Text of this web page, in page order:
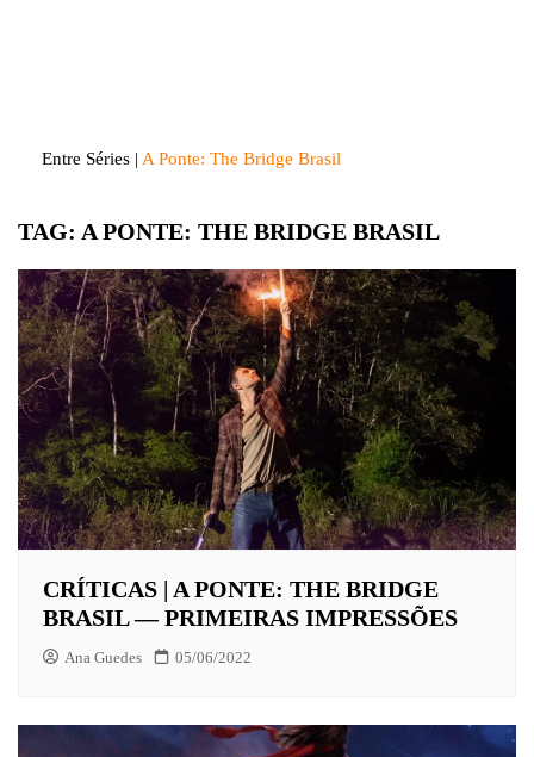
Entre Séries | A Ponte: The Bridge Brasil
TAG: A PONTE: THE BRIDGE BRASIL
CRÍTICAS | A PONTE: THE BRIDGE
BRASIL — PRIMEIRAS IMPRESSÕES
Ana Guedes 05/06/2022